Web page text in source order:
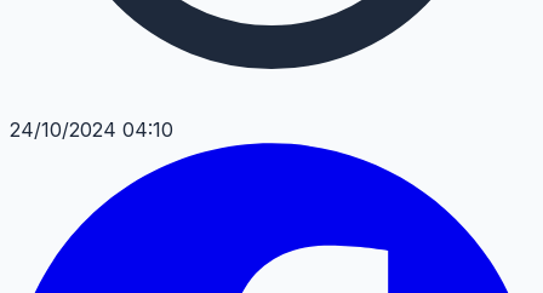
24/10/2024 04:10